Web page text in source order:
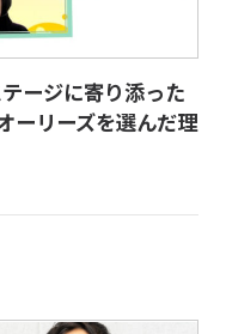
ージに寄り添った
ーリーズを選んだ理